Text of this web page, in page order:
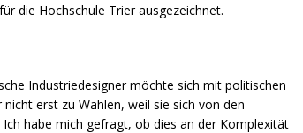
die Hochschule Trier ausgezeichnet.
Industriedesigner möchte sich mit politischen
erst zu Wahlen, weil sie sich von den
habe mich gefragt, ob dies an der Komplexität